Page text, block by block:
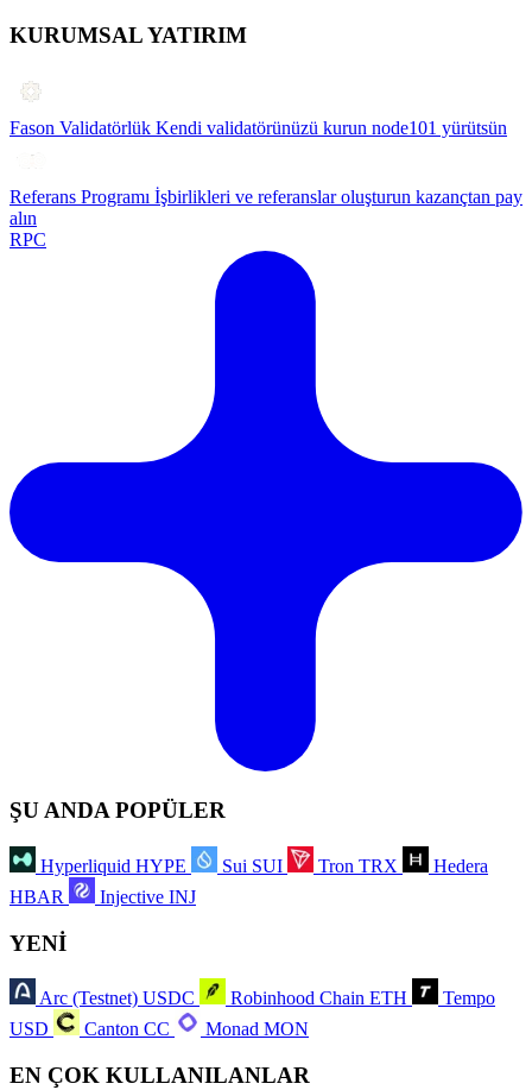
KURUMSAL YATIRIM
Fason Validatörlük Kendi validatörünüzü kurun node101 yürütsün
Referans Programı İşbirlikleri ve referanslar oluşturun kazançtan pay
alın
RPC
ŞU ANDA POPÜLER
Hyperliquid HYPE Sui SUI Tron TRX
Hedera
HBAR
Injective INJ
YENİ
Arc (Testnet) USDC Robinhood Chain ETH
Tempo
USD
Canton CC Monad MON
EN ÇOK KULLANILANLAR